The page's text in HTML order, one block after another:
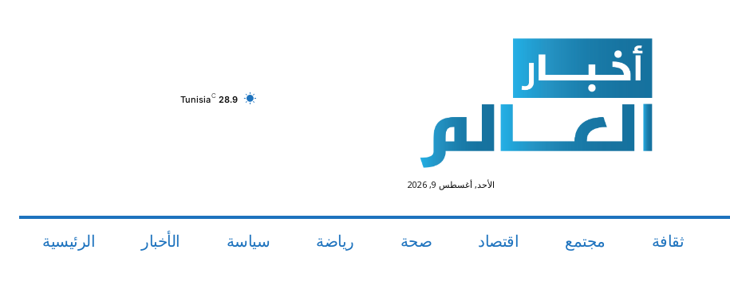
28.9
C
Tunisia
الأحد, أغسطس 9, 2026
ثقافة مجتمع اقتصاد صحة رياضة سياسة الأخبار الرئيسية